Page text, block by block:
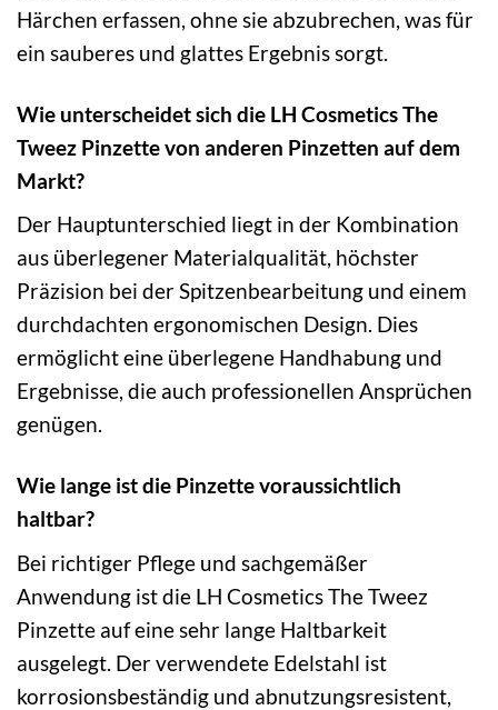
Härchen erfassen, ohne sie abzubrechen, was für
ein sauberes und glattes Ergebnis sorgt.
Wie unterscheidet sich die LH Cosmetics The
Tweez Pinzette von anderen Pinzetten auf dem
Markt?
Der Hauptunterschied liegt in der Kombination
aus überlegener Materialqualität, höchster
Präzision bei der Spitzenbearbeitung und einem
durchdachten ergonomischen Design. Dies
ermöglicht eine überlegene Handhabung und
Ergebnisse, die auch professionellen Ansprüchen
genügen.
Wie lange ist die Pinzette voraussichtlich
haltbar?
Bei richtiger Pflege und sachgemäßer
Anwendung ist die LH Cosmetics The Tweez
Pinzette auf eine sehr lange Haltbarkeit
ausgelegt. Der verwendete Edelstahl ist
korrosionsbeständig und abnutzungsresistent,